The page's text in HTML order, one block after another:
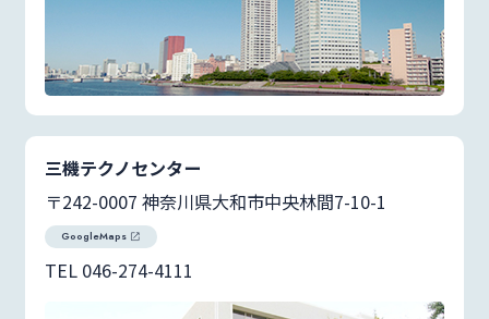
三機テクノセンター
〒242-0007 神奈川県大和市中央林間7-10-1
GoogleMaps
TEL 046-274-4111